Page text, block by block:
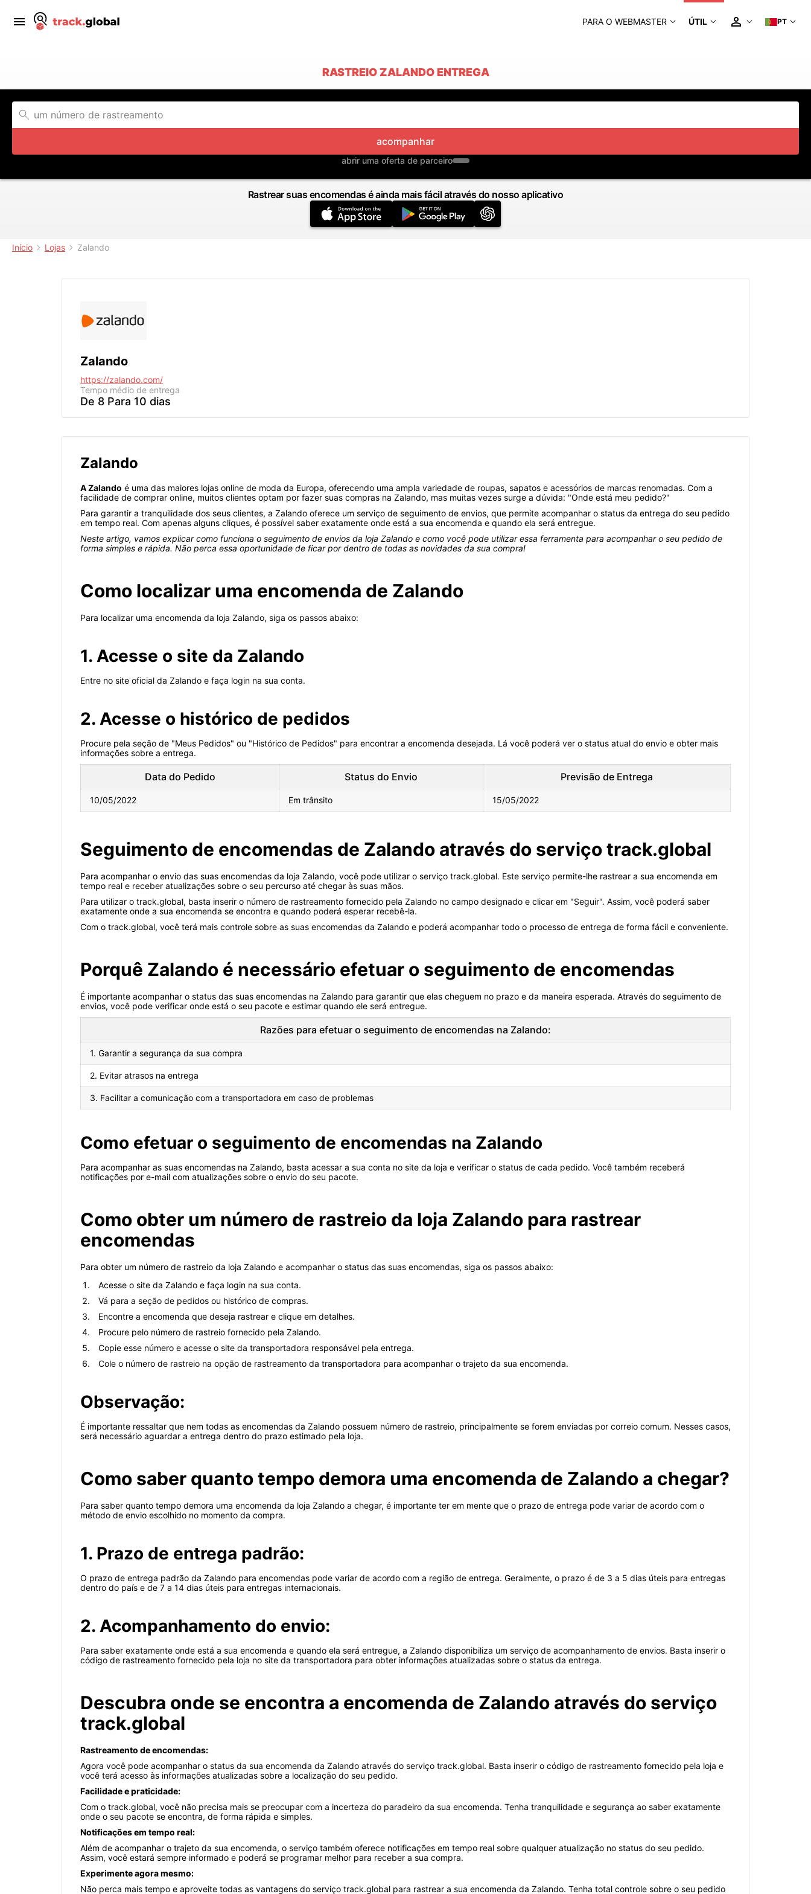
PARA O WEBMASTER ÚTIL PT
RASTREIO ZALANDO ENTREGA
acompanhar
abrir uma oferta de parceiro
Rastrear suas encomendas é ainda mais fácil através do nosso aplicativo
Início Lojas Zalando
Zalando
https://zalando.com/
Tempo médio de entrega
De 8 Para 10 dias
Zalando
A Zalando é uma das maiores lojas online de moda da Europa, oferecendo uma ampla variedade de roupas, sapatos e acessórios de marcas renomadas. Com a
facilidade de comprar online, muitos clientes optam por fazer suas compras na Zalando, mas muitas vezes surge a dúvida: "Onde está meu pedido?"
Para garantir a tranquilidade dos seus clientes, a Zalando oferece um serviço de seguimento de envios, que permite acompanhar o status da entrega do seu pedido
em tempo real. Com apenas alguns cliques, é possível saber exatamente onde está a sua encomenda e quando ela será entregue.
Neste artigo, vamos explicar como funciona o seguimento de envios da loja Zalando e como você pode utilizar essa ferramenta para acompanhar o seu pedido de
forma simples e rápida. Não perca essa oportunidade de ficar por dentro de todas as novidades da sua compra!
Como localizar uma encomenda de Zalando
Para localizar uma encomenda da loja Zalando, siga os passos abaixo:
1. Acesse o site da Zalando
Entre no site oficial da Zalando e faça login na sua conta.
2. Acesse o histórico de pedidos
Procure pela seção de "Meus Pedidos" ou "Histórico de Pedidos" para encontrar a encomenda desejada. Lá você poderá ver o status atual do envio e obter mais
informações sobre a entrega.
Data do Pedido Status do Envio Previsão de Entrega
10/05/2022 Em trânsito 15/05/2022
Seguimento de encomendas de Zalando através do serviço track.global
Para acompanhar o envio das suas encomendas da loja Zalando, você pode utilizar o serviço track.global. Este serviço permite-lhe rastrear a sua encomenda em
tempo real e receber atualizações sobre o seu percurso até chegar às suas mãos.
Para utilizar o track.global, basta inserir o número de rastreamento fornecido pela Zalando no campo designado e clicar em "Seguir". Assim, você poderá saber
exatamente onde a sua encomenda se encontra e quando poderá esperar recebê-la.
Com o track.global, você terá mais controle sobre as suas encomendas da Zalando e poderá acompanhar todo o processo de entrega de forma fácil e conveniente.
Porquê Zalando é necessário efetuar o seguimento de encomendas
É importante acompanhar o status das suas encomendas na Zalando para garantir que elas cheguem no prazo e da maneira esperada. Através do seguimento de
envios, você pode verificar onde está o seu pacote e estimar quando ele será entregue.
Razões para efetuar o seguimento de encomendas na Zalando:
1. Garantir a segurança da sua compra
2. Evitar atrasos na entrega
3. Facilitar a comunicação com a transportadora em caso de problemas
Como efetuar o seguimento de encomendas na Zalando
Para acompanhar as suas encomendas na Zalando, basta acessar a sua conta no site da loja e verificar o status de cada pedido. Você também receberá
notificações por e-mail com atualizações sobre o envio do seu pacote.
Como obter um número de rastreio da loja Zalando para rastrear
encomendas
Para obter um número de rastreio da loja Zalando e acompanhar o status das suas encomendas, siga os passos abaixo:
Acesse o site da Zalando e faça login na sua conta.
Vá para a seção de pedidos ou histórico de compras.
Encontre a encomenda que deseja rastrear e clique em detalhes.
Procure pelo número de rastreio fornecido pela Zalando.
Copie esse número e acesse o site da transportadora responsável pela entrega.
Cole o número de rastreio na opção de rastreamento da transportadora para acompanhar o trajeto da sua encomenda.
Observação:
É importante ressaltar que nem todas as encomendas da Zalando possuem número de rastreio, principalmente se forem enviadas por correio comum. Nesses casos,
será necessário aguardar a entrega dentro do prazo estimado pela loja.
Como saber quanto tempo demora uma encomenda de Zalando a chegar?
Para saber quanto tempo demora uma encomenda da loja Zalando a chegar, é importante ter em mente que o prazo de entrega pode variar de acordo com o
método de envio escolhido no momento da compra.
1. Prazo de entrega padrão:
O prazo de entrega padrão da Zalando para encomendas pode variar de acordo com a região de entrega. Geralmente, o prazo é de 3 a 5 dias úteis para entregas
dentro do país e de 7 a 14 dias úteis para entregas internacionais.
2. Acompanhamento do envio:
Para saber exatamente onde está a sua encomenda e quando ela será entregue, a Zalando disponibiliza um serviço de acompanhamento de envios. Basta inserir o
código de rastreamento fornecido pela loja no site da transportadora para obter informações atualizadas sobre o status da entrega.
Descubra onde se encontra a encomenda de Zalando através do serviço
track.global
Rastreamento de encomendas:
Agora você pode acompanhar o status da sua encomenda da Zalando através do serviço track.global. Basta inserir o código de rastreamento fornecido pela loja e
você terá acesso às informações atualizadas sobre a localização do seu pedido.
Facilidade e praticidade:
Com o track.global, você não precisa mais se preocupar com a incerteza do paradeiro da sua encomenda. Tenha tranquilidade e segurança ao saber exatamente
onde o seu pacote se encontra, de forma rápida e simples.
Notificações em tempo real:
Além de acompanhar o trajeto da sua encomenda, o serviço também oferece notificações em tempo real sobre qualquer atualização no status do seu pedido.
Assim, você estará sempre informado e poderá se programar melhor para receber a sua compra.
Experimente agora mesmo:
Não perca mais tempo e aproveite todas as vantagens do serviço track.global para rastrear a sua encomenda da Zalando. Tenha total controle sobre o seu pedido